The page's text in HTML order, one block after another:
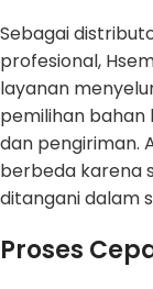
Sebagai
profesional,
layanan
pemilihan bahan
dan pengiriman.
berbeda karena
ditangani dalam
Proses